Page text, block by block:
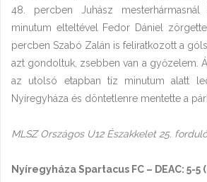
48. percben Juhász
minutum elteltével Fedor Dániel
percben Szabó Zalán is feliratkozott a
azt gondoltuk, zsebben van a győzelem.
az utolsó etapban tíz minutum alatt
Nyíregyháza és döntetlenre mentette a
MLSZ Országos U12 Északkelet 25. forduló
Nyíregyháza Spartacus FC – DEAC: 5-5